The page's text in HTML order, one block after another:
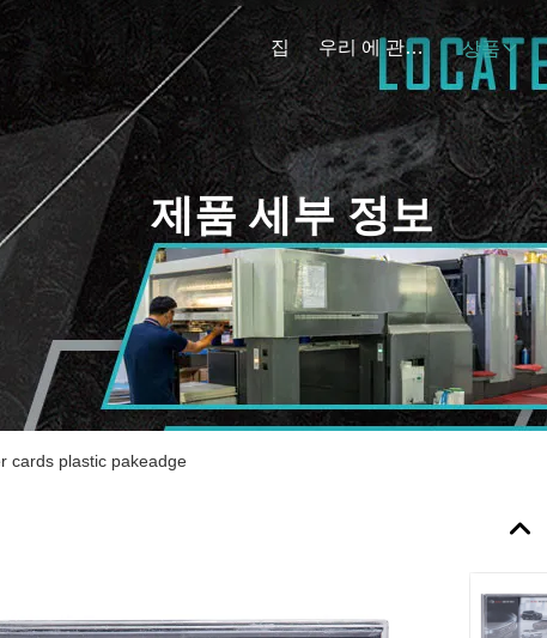
집 우리 에 관한 것 상품
제품 세부 정보
cards plastic pakeadge